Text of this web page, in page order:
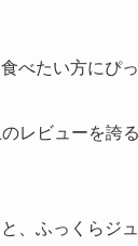
べたい方にぴ
レビューを誇
、ふっくらジ